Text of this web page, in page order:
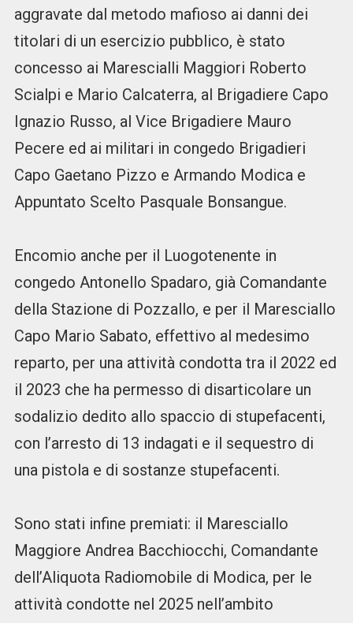
aggravate dal metodo mafioso ai danni dei
titolari di un esercizio pubblico, è stato
concesso ai Marescialli Maggiori Roberto
Scialpi e Mario Calcaterra, al Brigadiere Capo
Ignazio Russo, al Vice Brigadiere Mauro
Pecere ed ai militari in congedo Brigadieri
Capo Gaetano Pizzo e Armando Modica e
Appuntato Scelto Pasquale Bonsangue.
Encomio anche per il Luogotenente in
congedo Antonello Spadaro, già Comandante
della Stazione di Pozzallo, e per il Maresciallo
Capo Mario Sabato, effettivo al medesimo
reparto, per una attività condotta tra il 2022 ed
il 2023 che ha permesso di disarticolare un
sodalizio dedito allo spaccio di stupefacenti,
con l’arresto di 13 indagati e il sequestro di
una pistola e di sostanze stupefacenti.
Sono stati infine premiati: il Maresciallo
Maggiore Andrea Bacchiocchi, Comandante
dell’Aliquota Radiomobile di Modica, per le
attività condotte nel 2025 nell’ambito